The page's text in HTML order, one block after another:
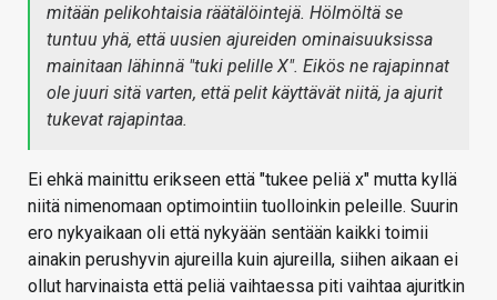
mitään pelikohtaisia räätälöintejä. Hölmöltä se
tuntuu yhä, että uusien ajureiden ominaisuuksissa
mainitaan lähinnä "tuki pelille X". Eikös ne rajapinnat
ole juuri sitä varten, että pelit käyttävät niitä, ja ajurit
tukevat rajapintaa.
Ei ehkä mainittu erikseen että "tukee peliä x" mutta kyllä
niitä nimenomaan optimointiin tuolloinkin peleille. Suurin
ero nykyaikaan oli että nykyään sentään kaikki toimii
ainakin perushyvin ajureilla kuin ajureilla, siihen aikaan ei
ollut harvinaista että peliä vaihtaessa piti vaihtaa ajuritkin